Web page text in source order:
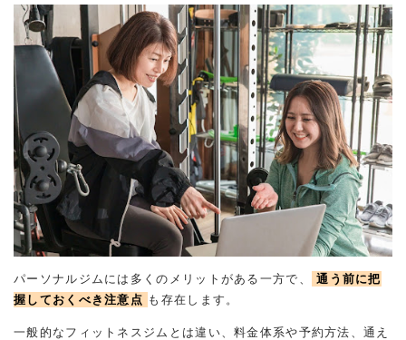
パーソナルジムには多くのメリットがある一方で、
通う前に把
握しておくべき注意点 も存在します。
一般的なフィットネスジムとは違い、料金体系や予約方法、通え